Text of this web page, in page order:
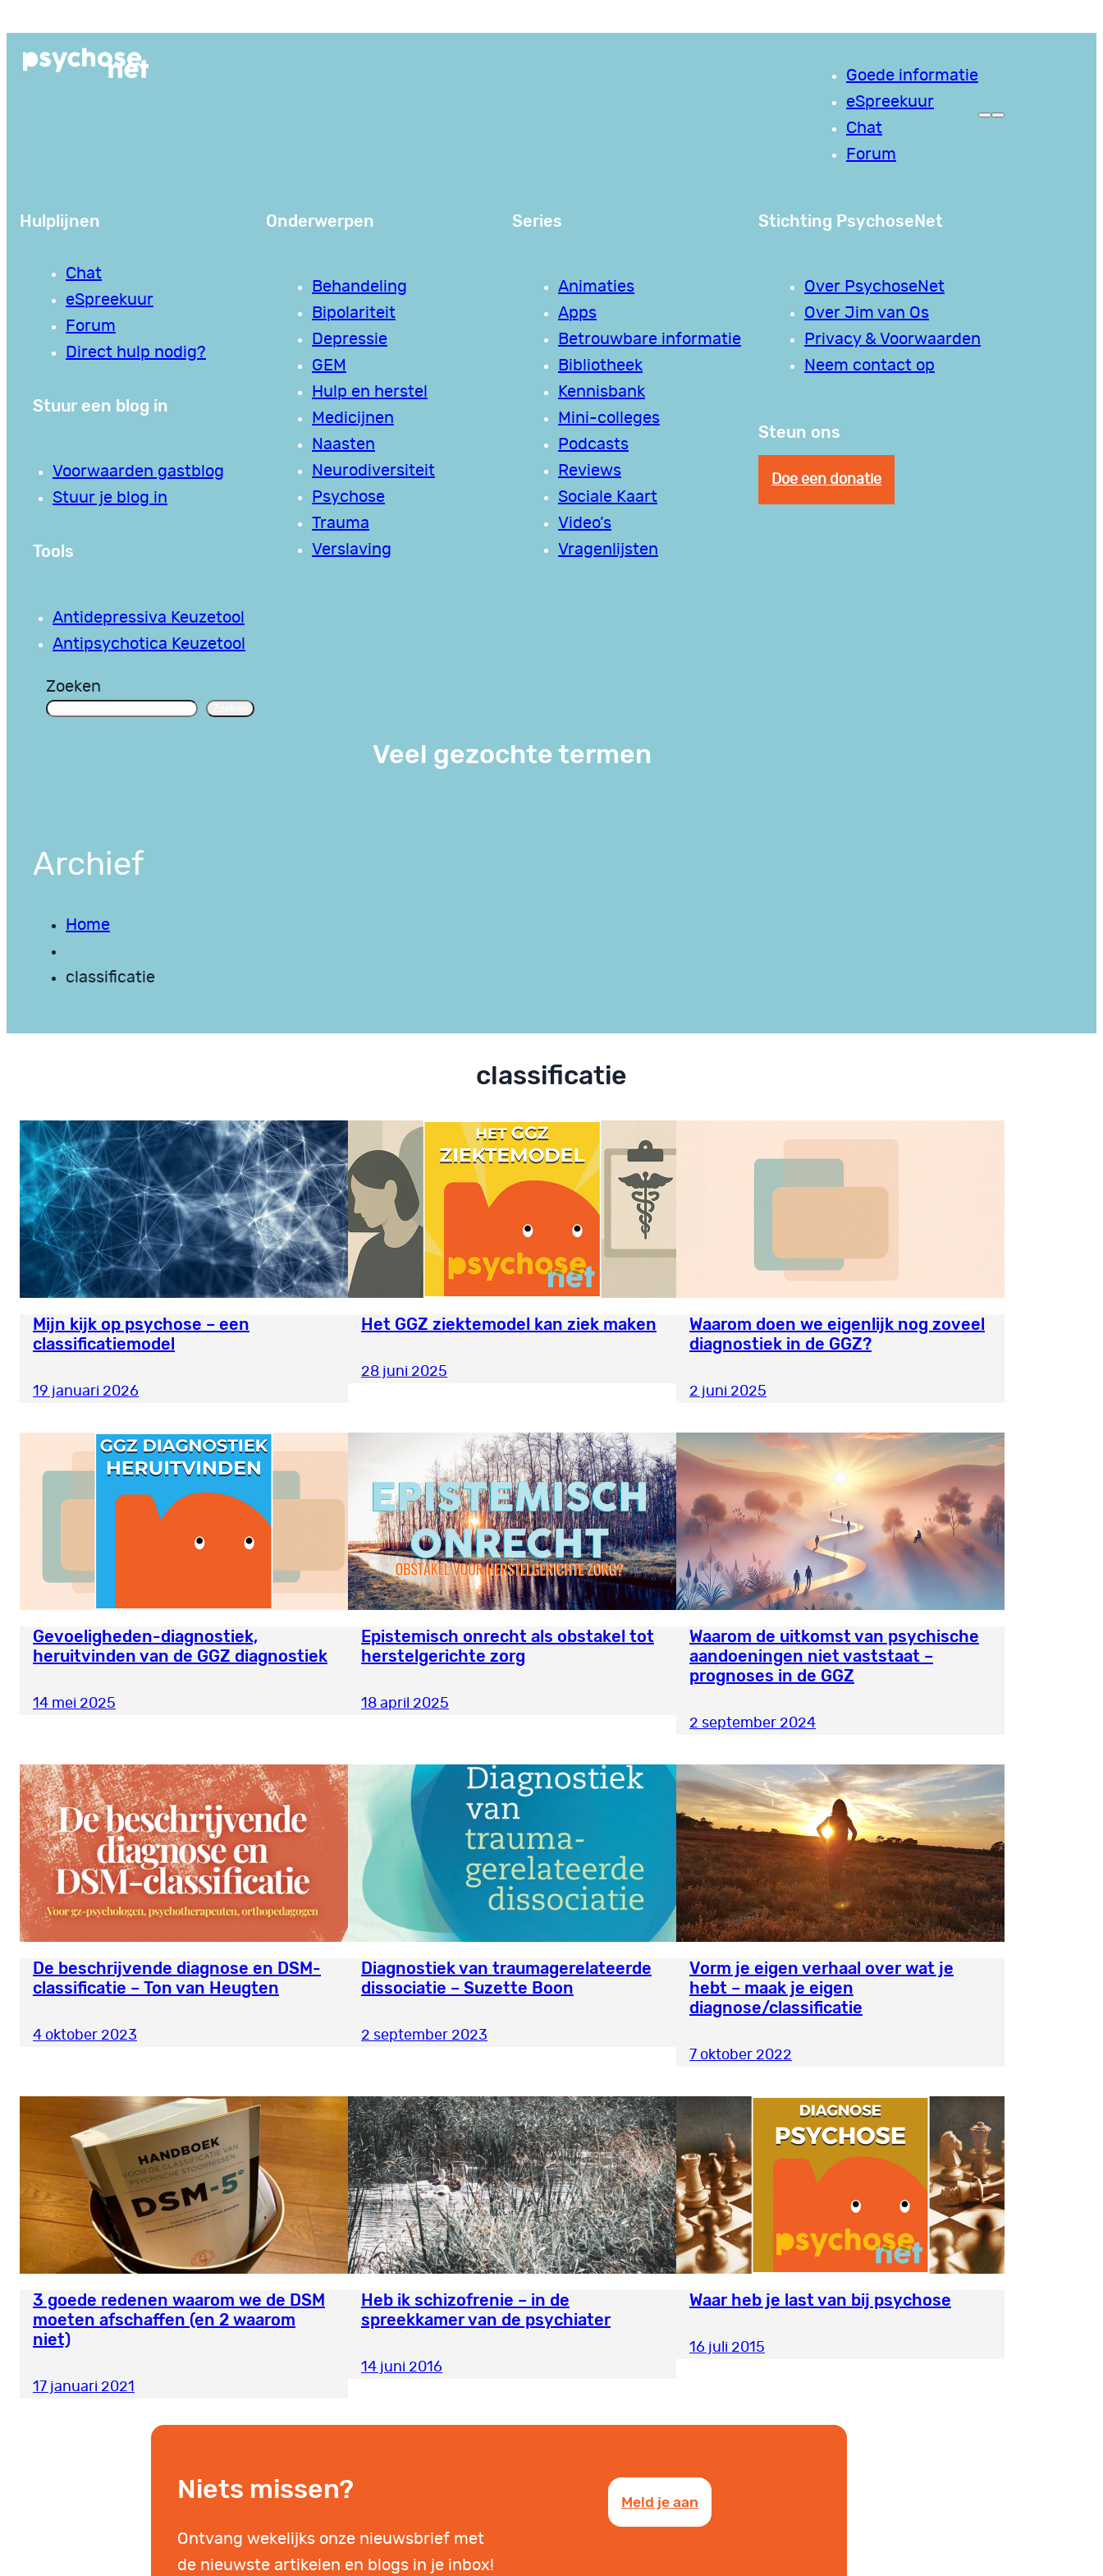
de
Goede informatie
eSpreekuur
Chat
Forum
Hulplijnen
Chat
eSpreekuur
Forum
Direct hulp nodig?
Stuur een blog in
Voorwaarden gastblog
Stuur je blog in
Tools
Antidepressiva Keuzetool
Antipsychotica Keuzetool
Onderwerpen
Behandeling
Bipolariteit
Depressie
GEM
Hulp en herstel
Medicijnen
Naasten
Neurodiversiteit
Psychose
Trauma
Verslaving
Series
Animaties
Apps
Betrouwbare informatie
Bibliotheek
Kennisbank
Mini-colleges
Podcasts
Reviews
Sociale Kaart
Video’s
Vragenlijsten
Stichting PsychoseNet
Over PsychoseNet
Over Jim van Os
Privacy & Voorwaarden
Neem contact op
Steun ons
Doe een donatie
Zoeken
Veel gezochte termen
Archief
Home
classificatie
classificatie
Mijn kijk op psychose – een
classificatiemodel
19 januari 2026
Het GGZ ziektemodel kan ziek maken
28 juni 2025
Waarom doen we eigenlijk nog zoveel
diagnostiek in de GGZ?
2 juni 2025
Gevoeligheden-diagnostiek,
heruitvinden van de GGZ diagnostiek
14 mei 2025
Epistemisch onrecht als obstakel tot
herstelgerichte zorg
18 april 2025
Waarom de uitkomst van psychische
aandoeningen niet vaststaat –
prognoses in de GGZ
2 september 2024
De beschrijvende diagnose en DSM-
classificatie – Ton van Heugten
4 oktober 2023
Diagnostiek van traumagerelateerde
dissociatie – Suzette Boon
2 september 2023
Vorm je eigen verhaal over wat je
hebt – maak je eigen
diagnose/classificatie
7 oktober 2022
3 goede redenen waarom we de DSM
moeten afschaffen (en 2 waarom
niet)
17 januari 2021
Heb ik schizofrenie – in de
spreekkamer van de psychiater
14 juni 2016
Waar heb je last van bij psychose
16 juli 2015
Niets missen?
Ontvang wekelijks onze nieuwsbrief met
de nieuwste artikelen en blogs in je inbox!
Meld je aan